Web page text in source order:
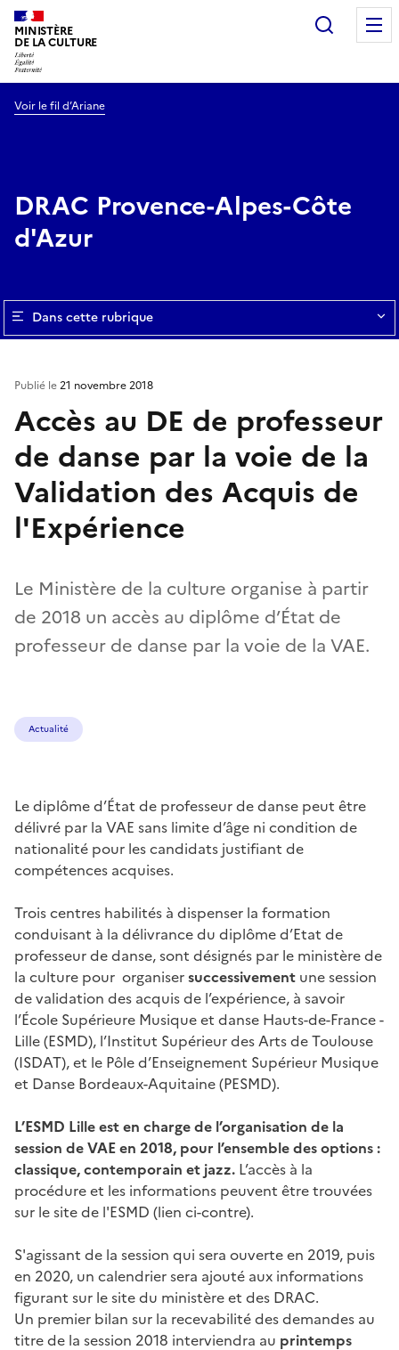
MINISTÈRE
DE LA CULTURE
Voir le fil d’Ariane
DRAC Provence-Alpes-Côte
d'Azur
Dans cette rubrique
Accès au DE de professeur
de danse par la voie de la
Validation des Acquis de
l'Expérience
Le Ministère de la culture organise à partir
de 2018 un accès au diplôme d’État de
professeur de danse par la voie de la VAE.
Publié le21 novembre 2018
Actualité
Le diplôme d’État de professeur de danse peut être
délivré par la VAE sans limite d’âge ni condition de
nationalité pour les candidats justifiant de
compétences acquises.
Trois centres habilités à dispenser la formation
conduisant à la délivrance du diplôme d’Etat de
professeur de danse, sont désignés par le ministère de
la culture pour organisersuccessivement une session
de validation des acquis de l’expérience, à savoir
l’École Supérieure Musique et danse Hauts-de-France -
Lille (ESMD), l’Institut Supérieur des Arts de Toulouse
(ISDAT), et le Pôle d’Enseignement Supérieur Musique
et Danse Bordeaux-Aquitaine (PESMD).
L’ESMD Lille est en charge de l’organisation de la
session de VAE en 2018, pour l’ensemble des options :
classique, contemporain et jazz. L’accès à la
procédure et les informations peuvent être trouvées
sur le site de l'ESMD (lien ci-contre).
S'agissant de la session qui sera ouverte en 2019, puis
en 2020, un calendrier sera ajouté aux informations
figurant sur le site du ministère et des DRAC.
Un premier bilan sur la recevabilité des demandes au
titre de la session 2018 interviendra au printemps